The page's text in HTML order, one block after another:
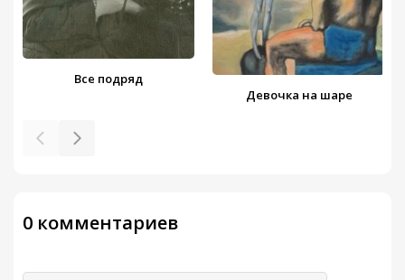
Все подряд
Девочка на шаре
0 комментариев